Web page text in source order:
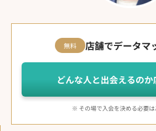
無料 店舗でデータマ
どんな人と出会えるのか
※ その場で入会を決める必要は